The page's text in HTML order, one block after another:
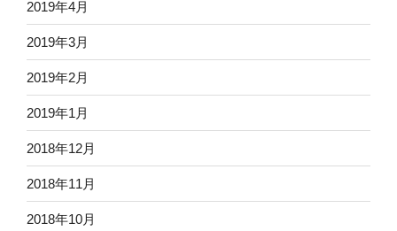
2019年4月
2019年3月
2019年2月
2019年1月
2018年12月
2018年11月
2018年10月